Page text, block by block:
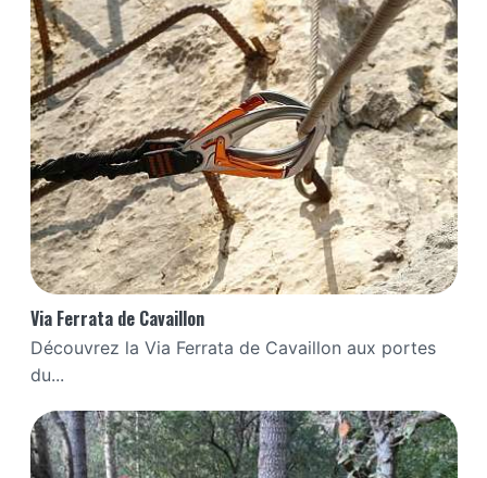
Via Ferrata de Cavaillon
Découvrez la Via Ferrata de Cavaillon aux portes
du...